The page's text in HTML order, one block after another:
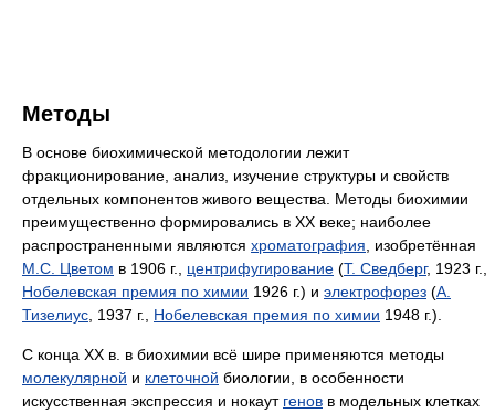
Методы
В основе биохимической методологии лежит
фракционирование, анализ, изучение структуры и свойств
отдельных компонентов живого вещества. Методы биохимии
преимущественно формировались в XX веке; наиболее
распространенными являются хроматография , изобретённая
М.С. Цветом в 1906 г., центрифугирование (Т. Сведберг, 1923 г.,
Нобелевская премия по химии 1926 г.) и электрофорез (А.
Тизелиус , 1937 г., Нобелевская премия по химии 1948 г.).
С конца ХХ в. в биохимии всё шире применяются методы
молекулярной и клеточной биологии, в особенности
искусственная экспрессия и нокаут генов в модельных клетках